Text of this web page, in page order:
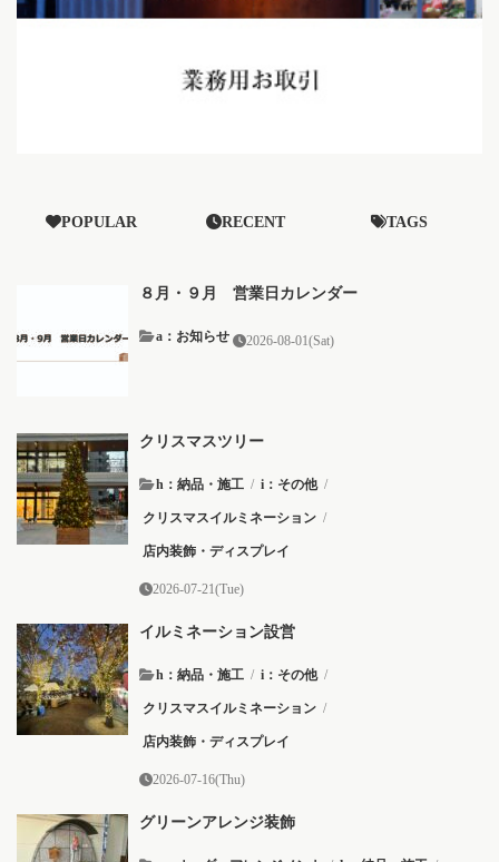
POPULAR RECENT TAGS
８月・９月 営業日カレンダー
a：お知らせ 2026-08-01(Sat)
クリスマスツリー
h：納品・施工 / i：その他 /
クリスマスイルミネーション /
店内装飾・ディスプレイ
2026-07-21(Tue)
イルミネーション設営
h：納品・施工 / i：その他 /
クリスマスイルミネーション /
店内装飾・ディスプレイ
2026-07-16(Thu)
グリーンアレンジ装飾